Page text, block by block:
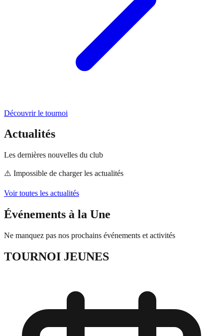
Découvrir le tournoi
Actualités
Les dernières nouvelles du club
⚠️ Impossible de charger les actualités
Voir toutes les actualités
Événements à la Une
Ne manquez pas nos prochains événements et activités
TOURNOI JEUNES